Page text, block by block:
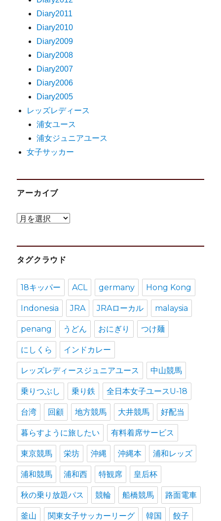
Diary2011
Diary2010
Diary2009
Diary2008
Diary2007
Diary2006
Diary2005
レッズレディース
浦女ユース
浦女ジュニアユース
女子サッカー
アーカイブ
ア
カ
イ
タグクラウド
18キッパー ACL germany Hong Kong
Indonesia JRA JRAローカル malaysia
penang うどん おにぎり つけ麺
にしくら インドカレー
レッズレディースジュニアユース 中山競馬
乗りつぶし 乗り鉄 全日本女子ユースU-18
台湾 回顧 地方競馬 大井競馬 好配当
暮らすように旅したい 有料着席サービス
東京競馬 栄坊 沖縄 沖縄本 浦和レッズ
浦和競馬 浦和西 特観席 皇后杯
秋の乗り放題パス 競輪 船橋競馬 路面電車
釜山 関東女子サッカーリーグ 韓国 餃子